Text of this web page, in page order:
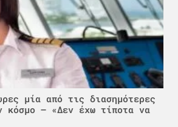
μία από τις διασημότερες
κόσμο – «Δεν έχω τίποτα να